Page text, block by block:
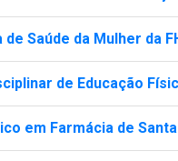
de Saúde da Mulher da
de Educação
em Farmácia de